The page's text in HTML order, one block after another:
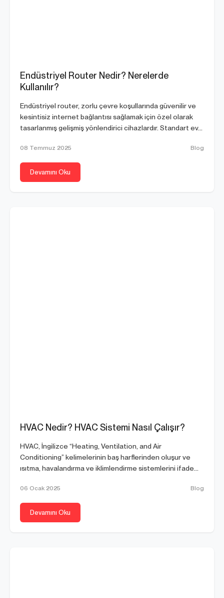
Endüstriyel Router Nedir? Nerelerde
Kullanılır?
Endüstriyel router, zorlu çevre koşullarında güvenilir ve
kesintisiz internet bağlantısı sağlamak için özel olarak
tasarlanmış gelişmiş yönlendirici cihazlardır. Standart ev...
08 Temmuz 2025 Blog
Devamını Oku
HVAC Nedir? HVAC Sistemi Nasıl Çalışır?
HVAC, İngilizce “Heating, Ventilation, and Air
Conditioning” kelimelerinin baş harflerinden oluşur ve
ısıtma, havalandırma ve iklimlendirme sistemlerini ifade
06 Ocak 2025 Blog
Devamını Oku